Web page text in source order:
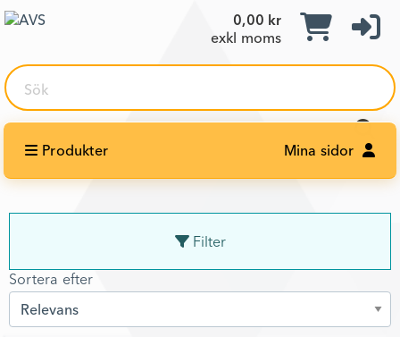
0,00 kr
exkl moms
Sök
Produkter Mina sidor
Filter
Sortera efter
Sortera efter